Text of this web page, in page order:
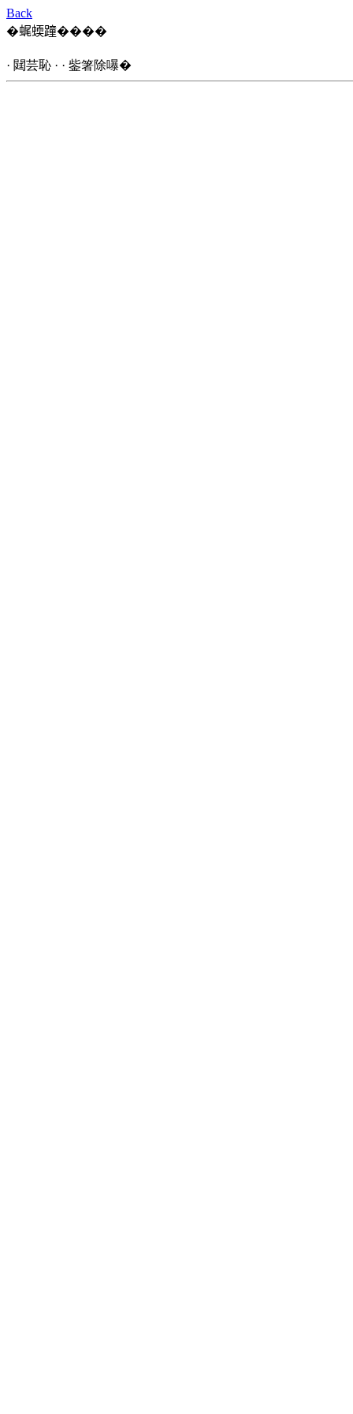
Back
�𧋦蝡蹱����
· 閮芸恥 · · 鈭箸除嚗�